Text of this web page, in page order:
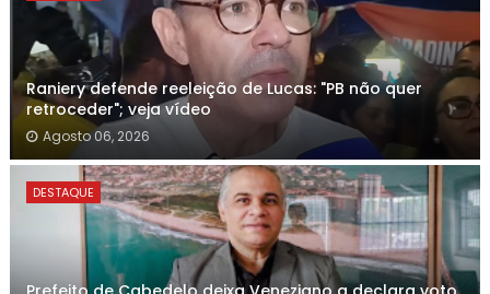
Raniery defende reeleição de Lucas: "PB não quer
retroceder"; veja vídeo
Agosto 06, 2026
DESTAQUE